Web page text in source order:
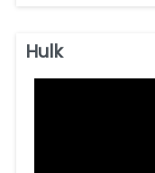
Hulk